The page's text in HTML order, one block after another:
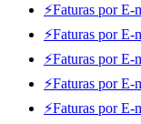
⚡Faturas por
⚡Faturas por
⚡Faturas por
⚡Faturas por
⚡Faturas por